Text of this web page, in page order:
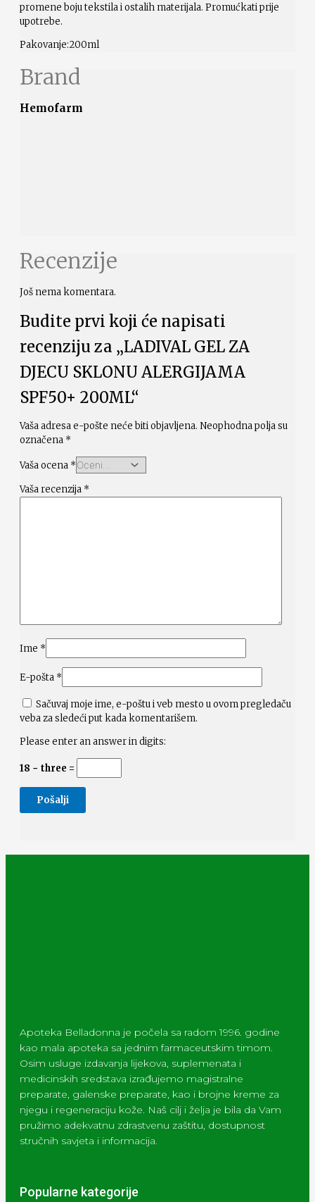
promene boju tekstila i ostalih materijala. Promućkati prije
upotrebe.
Pakovanje:200ml
Brand
Hemofarm
Recenzije
Još nema komentara.
Budite prvi koji će napisati
recenziju za „LADIVAL GEL ZA
DJECU SKLONU ALERGIJAMA
SPF50+ 200ML“
Vaša adresa e-pošte neće biti objavljena. Neophodna polja su
označena *
Vaša ocena *
Vaša recenzija *
Ime *
E-pošta *
Sačuvaj moje ime, e-poštu i veb mesto u ovom pregledaču
veba za sledeći put kada komentarišem.
Please enter an answer in digits:
18 − three =
Apoteka Belladonna je počela sa radom 1996. godine
kao mala apoteka sa jednim farmaceutskim timom.
Osim usluge izdavanja lijekova, suplemenata i
medicinskih sredstava izrađujemo magistralne
preparate, galenske preparate, kao i brojne kreme za
njegu i regeneraciju kože. Naš cilj i želja je bila da Vam
pružimo adekvatnu zdrastvenu zaštitu, dostupnost
stručnih savjeta i informacija.
Popularne kategorije